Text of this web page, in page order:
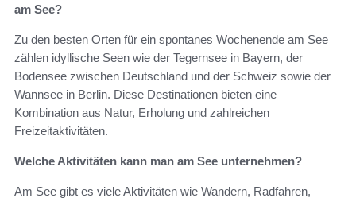
am See?
Zu den besten Orten für ein spontanes Wochenende am See
zählen idyllische Seen wie der Tegernsee in Bayern, der
Bodensee zwischen Deutschland und der Schweiz sowie der
Wannsee in Berlin. Diese Destinationen bieten eine
Kombination aus Natur, Erholung und zahlreichen
Freizeitaktivitäten.
Welche Aktivitäten kann man am See unternehmen?
Am See gibt es viele Aktivitäten wie Wandern, Radfahren,